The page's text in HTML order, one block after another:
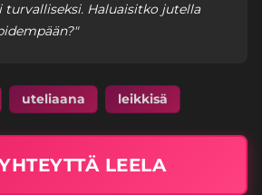
Haluaisitko jutella
uteliaana leikkisä
LEELA